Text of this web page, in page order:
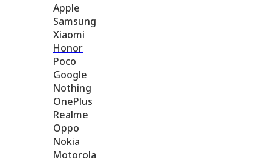
Apple
Samsung
Xiaomi
Honor
Poco
Google
Nothing
OnePlus
Realme
Oppo
Nokia
Motorola